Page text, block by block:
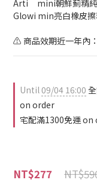
Arti     mini朝鮮薊精
Glowi min亮白橡皮
⚠️ 商品效期近一年內
Until09/04 16:00
on order
宅配滿1300免運
NT$277